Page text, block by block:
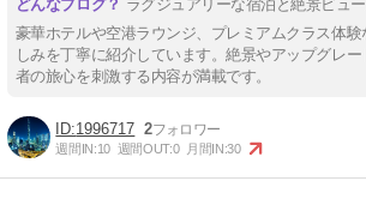
ラグジュアリーな宿泊と絶景ビュ
豪華ホテルや空港ラウンジ、プレミアムクラス体
しみを丁寧に紹介しています。絶景やアップグレ
者の旅心を刺激する内容が満載です。
1996717 2
週間IN:10 週間OUT:0 月間IN:30